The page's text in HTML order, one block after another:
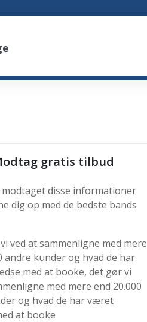
gratis tilbud
disse informationer
dig op med de bedste bands
ved at sammenligne med mere
andre kunder og hvad de har
med at booke, det gør vi
med mere end 20.000
og hvad de har været
at booke